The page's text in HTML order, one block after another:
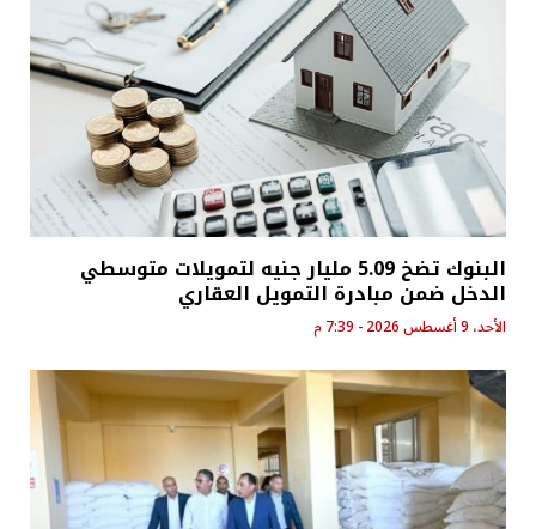
البنوك تضخ 5.09 مليار جنيه لتمويلات متوسطي
الدخل ضمن مبادرة التمويل العقاري
الأحد، 9 أغسطس 2026 - 7:39 م